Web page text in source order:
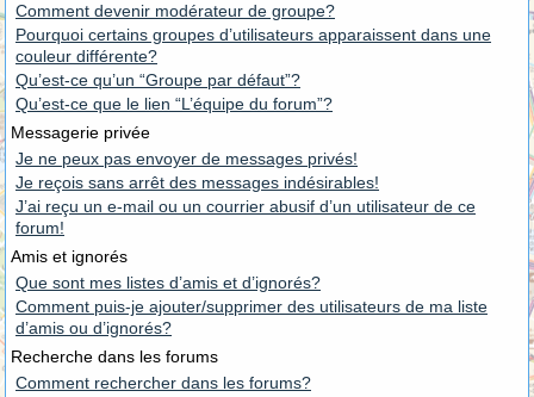
Comment devenir modérateur de groupe?
Pourquoi certains groupes d’utilisateurs apparaissent dans une
couleur différente?
Qu’est-ce qu’un “Groupe par défaut”?
Qu’est-ce que le lien “L’équipe du forum”?
Messagerie privée
Je ne peux pas envoyer de messages privés!
Je reçois sans arrêt des messages indésirables!
J’ai reçu un e-mail ou un courrier abusif d’un utilisateur de ce
forum!
Amis et ignorés
Que sont mes listes d’amis et d’ignorés?
Comment puis-je ajouter/supprimer des utilisateurs de ma liste
d’amis ou d’ignorés?
Recherche dans les forums
Comment rechercher dans les forums?